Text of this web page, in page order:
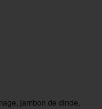
jambon de dinde,